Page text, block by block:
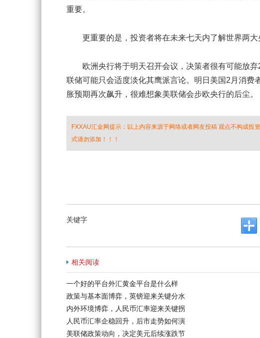
重要。
更重要的是，投资者将在未来七天内了解世界两大
欧洲央行将于明天召开会议，决策者很有可能放弃
联储可能只会适度淡化其鹰派言论。明日美国2月消费
胀预期再次飙升，很难想象美联储会步欧央行的后尘。
FXXAU汇金网提示：以上内容来源于网络或者网友投稿 观点不构成
式请勿添加！！！
关键字
相关阅读
一个好的平台外汇黄金平台是什么样
政策与基本面博弈，英镑迎来关键分水
内外环境博弈，人民币汇率迎来关键拐
人民币汇率企稳回升，后市走势如何演
美联储政策动向，决定美元后续涨跌节